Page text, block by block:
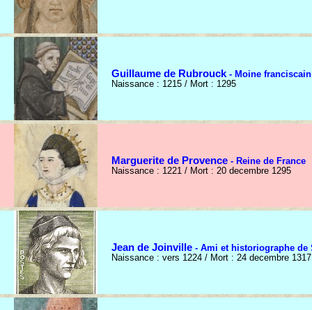
Guillaume de Rubrouck- Moine franciscain
Naissance : 1215 / Mort : 1295
Marguerite de Provence - Reine de France
Naissance : 1221 / Mort : 20 decembre 1295
Jean de Joinville - Ami et historiographe de
Naissance : vers 1224 / Mort : 24 decembre 1317